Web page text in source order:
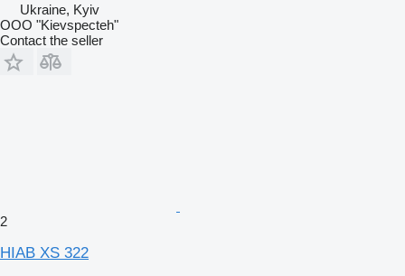
Ukraine, Kyiv
OOO "Kievspecteh"
Contact the seller
2
HIAB XS 322